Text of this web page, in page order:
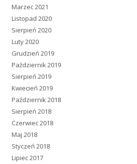
Marzec 2021
Listopad 2020
Sierpień 2020
Luty 2020
Grudzień 2019
Październik 2019
Sierpień 2019
Kwiecień 2019
Październik 2018
Sierpień 2018
Czerwiec 2018
Maj 2018
Styczeń 2018
Lipiec 2017